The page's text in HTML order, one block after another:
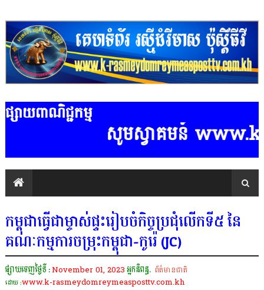
ផ្សាយពាណិជ្ជកម្ម
សូមស្វាគមន៍ www.k-
កម្ពុជាធ្វើជាម្ចាស់ផ្ទះរៀបចំកិច្ចប្រជុំលើកទី៥ នៃ
គណៈកម្មការចម្រុះកម្ពុជា-កូរ៉េ (JC)
ផ្សាយចេញថ្ងៃទី :November 01, 2023 អ្នកនិពន្ធ. ព័ត៌មានជាតិ
ដោយ :www.k-rasmeydomreymeasposttv.com.kh